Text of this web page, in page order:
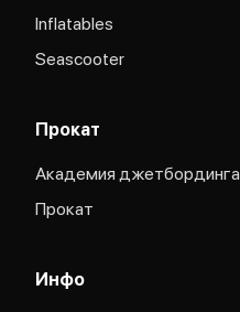
Inflatables
Seascooter
Прокат
Академия джетбординга
Прокат
Инфо